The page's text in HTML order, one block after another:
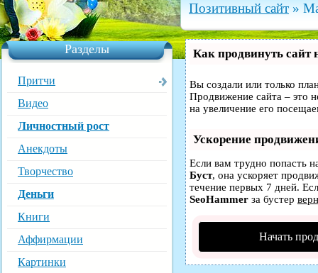
Разделы
Притчи
Видео
Личностный рост
Анекдоты
Творчество
Деньги
Книги
Аффирмации
Картинки
Позитивный сайт »
Как продвинуть сайт
Вы создали или только
Продвижение сайта – это
на увеличение его
Ускорение
Если вам трудно попасть
Буст, она ускоряет
течение первых 7 дней.
SeoHammer за бустер
Начать